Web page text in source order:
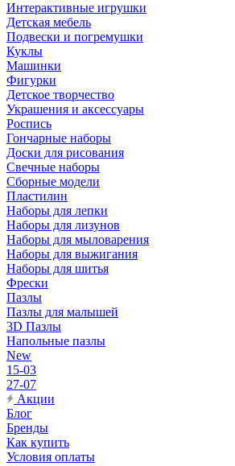
Интерактивные игрушки
Детская мебель
Подвески и погремушки
Куклы
Машинки
Фигурки
Детское творчество
Украшения и аксессуары
Роспись
Гончарные наборы
Доски для рисования
Свечные наборы
Сборные модели
Пластилин
Наборы для лепки
Наборы для лизунов
Наборы для мыловарения
Наборы для выжигания
Наборы для шитья
Фрески
Пазлы
Пазлы для малышей
3D Пазлы
Напольные пазлы
New
15-03
27-07
Акции
Блог
Бренды
Как купить
Условия оплаты